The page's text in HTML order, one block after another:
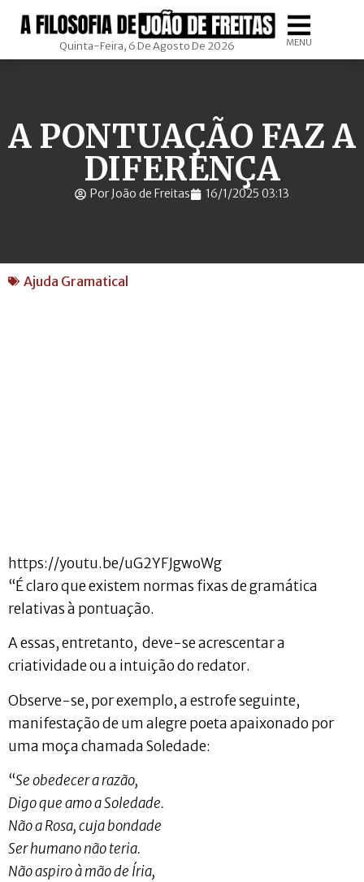
Quinta-Feira, 6 De Agosto De 2026 MENU
A PONTUAÇÃO FAZ A
DIFERENÇA
Por João de Freitas 16/1/2025 03:13
Ajuda Gramatical
https://youtu.be/uG2YFJgwoWg
“É claro que existem normas fixas de gramática
relativas à pontuação.
A essas, entretanto, deve-se acrescentar a
criatividade ou a intuição do redator.
Observe-se, por exemplo, a estrofe seguinte,
manifestação de um alegre poeta apaixonado por
uma moça chamada Soledade:
“Se obedecer a razão,
Digo que amo a Soledade.
Não a Rosa, cuja bondade
Ser humano não teria.
Não aspiro à mão de Íria,